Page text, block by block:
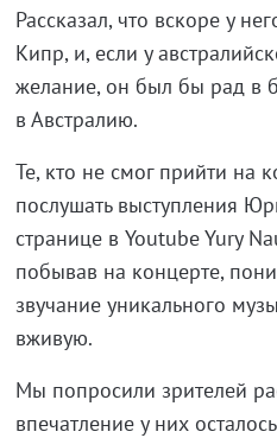
Рассказал, что вскоре у
Кипр, и, если у
желание, он был бы рад в
в Австралию.
Те, кто не смог прийти на
послушать выступления
странице в Youtube Yury
побывав на концерте,
звучание уникального
вживую.
Мы попросили зрителей
впечатление у них